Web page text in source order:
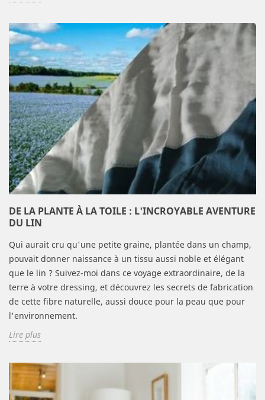
DE LA PLANTE À LA TOILE : L'INCROYABLE AVENTURE
DU LIN
Qui aurait cru qu'une petite graine, plantée dans un champ,
pouvait donner naissance à un tissu aussi noble et élégant
que le lin ? Suivez-moi dans ce voyage extraordinaire, de la
terre à votre dressing, et découvrez les secrets de fabrication
de cette fibre naturelle, aussi douce pour la peau que pour
l'environnement.
Lire plus